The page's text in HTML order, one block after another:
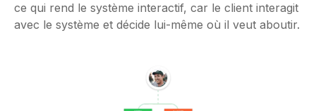
ce qui rend le système interactif, car le client interagit
avec le système et décide lui-même où il veut aboutir.